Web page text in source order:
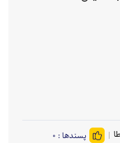
پسندها : ۰